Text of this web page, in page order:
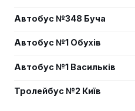
Автобус №348 Буча
Автобус №1 Обухів
Автобус №1 Васильків
Тролейбус №2 Київ